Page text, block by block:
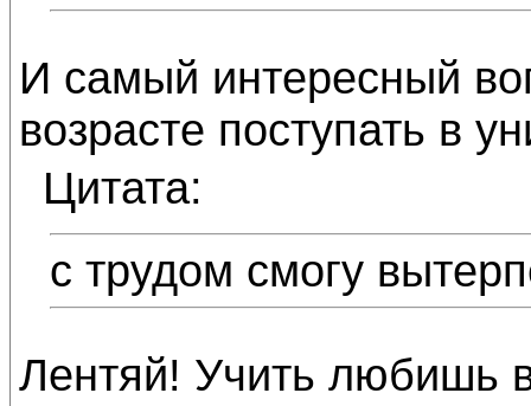
И самый интересный
возрасте поступать в
Цитата:
с трудом смогу
Лентяй! Учить любишь